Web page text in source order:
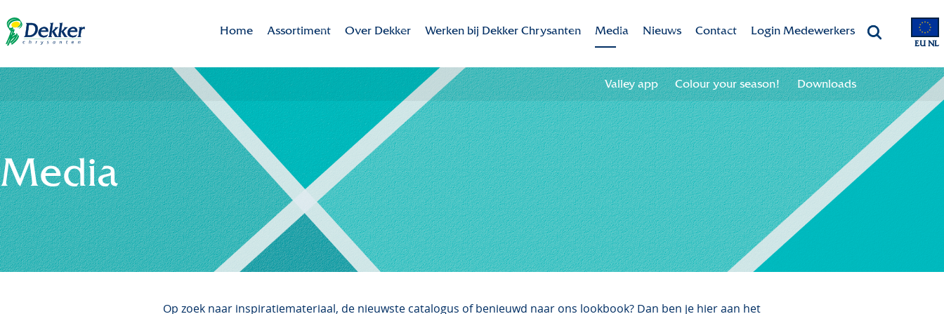
EU NL
Home Assortiment
Brands
Assortiment
Uitgelichte rassen
Over Dekker
Dekker Chrysanten
Missie - Visie
MVO
Duurzaamheid
Innovatie
Internationaal
Historie
Werken bij Dekker Chrysanten
Werken bij Dekker Chrysanten
Overzicht vacatures
Bedrijfsidentiteit
Onze collega's
Contact
Media
Valley app
Colour your season!
Downloads
Nieuws
Aanmelden nieuwsbrief
Afmelden nieuwsbrief
Contact
Contactgegevens
Team
Login Medewerkers
Valley app Colour your season! Downloads
Media
Op zoek naar inspiratiemateriaal, de nieuwste catalogus of benieuwd naar ons lookbook? Dan ben je hier aan het